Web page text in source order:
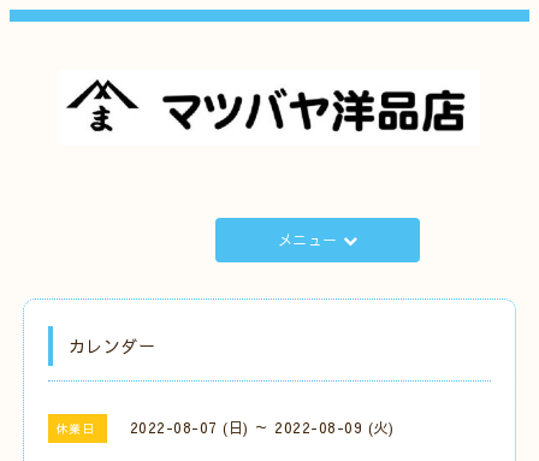
メニュー
カレンダー
休業日 2022-08-07 (日) ～ 2022-08-09 (火)